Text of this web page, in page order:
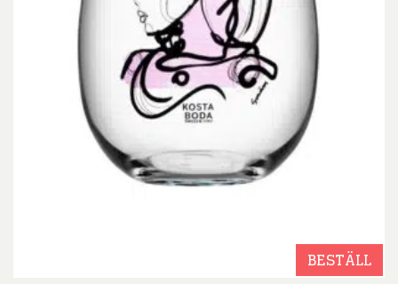
BESTÄLL